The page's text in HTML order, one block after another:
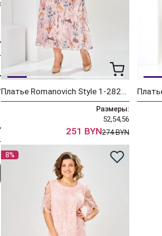
Платье Romanovich Style 1-2825 пудровый
Размеры:
52,54,56
251 BYN274 BYN
8%